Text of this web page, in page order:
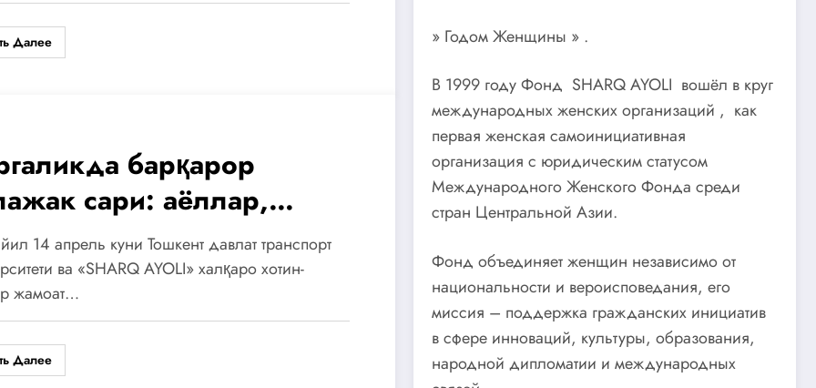
Далее
барқарор
сари: аёллар,
ва таълим
14 апрель куни Тошкент давлат транспорт
ва «SHARQ AYOLI» халқаро хотин-
жамоат…
Далее
» Годом Женщины » .
В 1999 году Фонд SHARQ AYOLI вошёл в круг
международных женских организаций , как
первая женская самоинициативная
организация с юридическим статусом
Международного Женского Фонда среди
стран Центральной Азии.
Фонд объединяет женщин независимо от
национальности и вероисповедания, его
миссия – поддержка гражданских инициатив
в сфере инноваций, культуры, образования,
народной дипломатии и международных